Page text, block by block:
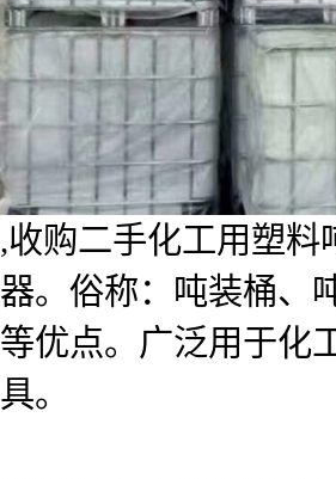
,收购二手化工用塑
器。俗称：吨装桶、
等优点。广泛用于化
具。